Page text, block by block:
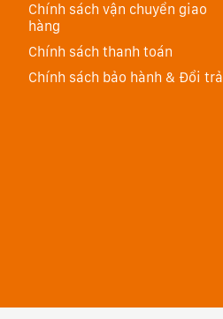
Chính sách vận chuyển giao
hàng
Chính sách thanh toán
Chính sách bảo hành & Đổi trả